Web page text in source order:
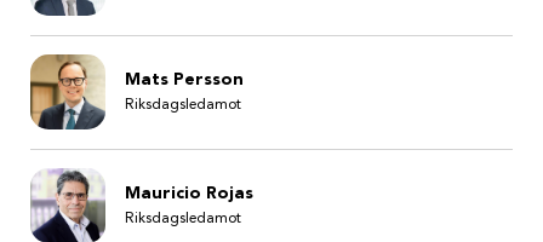
Mats Persson
Riksdagsledamot
Mauricio Rojas
Riksdagsledamot